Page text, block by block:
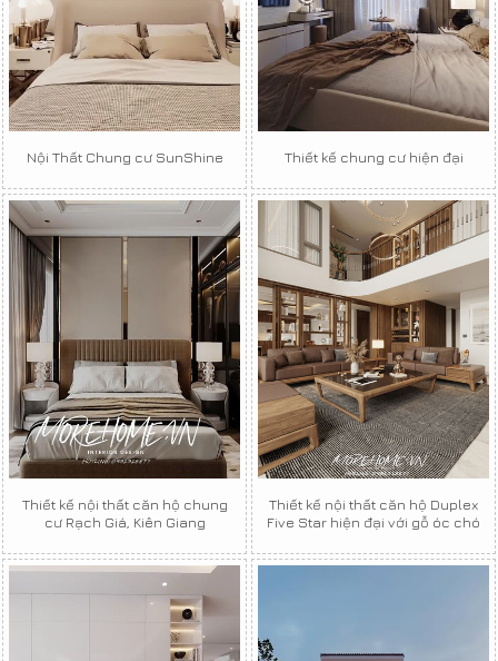
Nội Thất Chung cư SunShine Thiết kế chung cư hiện đại
Thiết kế nội thất căn hộ chung
cư Rạch Giá, Kiên Giang
Thiết kế nội thất căn hộ Duplex
Five Star hiện đại với gỗ óc chó